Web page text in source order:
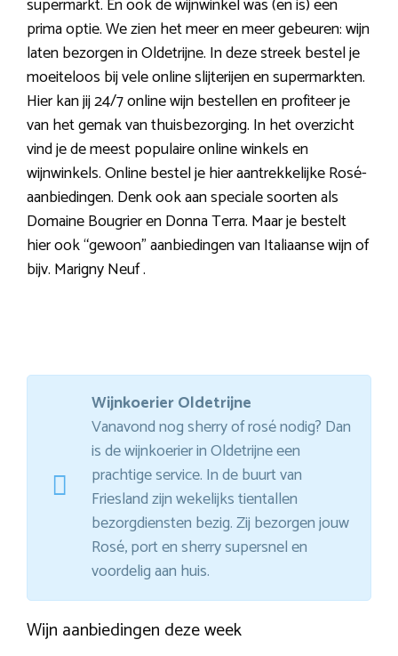
supermarkt. En ook de wijnwinkel was (en is) een
prima optie. We zien het meer en meer gebeuren: wijn
laten bezorgen in Oldetrijne. In deze streek bestel je
moeiteloos bij vele online slijterijen en supermarkten.
Hier kan jij 24/7 online wijn bestellen en profiteer je
van het gemak van thuisbezorging. In het overzicht
vind je de meest populaire online winkels en
wijnwinkels. Online bestel je hier aantrekkelijke Rosé-
aanbiedingen. Denk ook aan speciale soorten als
Domaine Bougrier en Donna Terra. Maar je bestelt
hier ook “gewoon” aanbiedingen van Italiaanse wijn of
bijv. Marigny Neuf .
Wijnkoerier Oldetrijne
Vanavond nog sherry of rosé nodig? Dan
is de wijnkoerier in Oldetrijne een
prachtige service. In de buurt van
Friesland zijn wekelijks tientallen
bezorgdiensten bezig. Zij bezorgen jouw
Rosé, port en sherry supersnel en
voordelig aan huis.
Wijn aanbiedingen deze week